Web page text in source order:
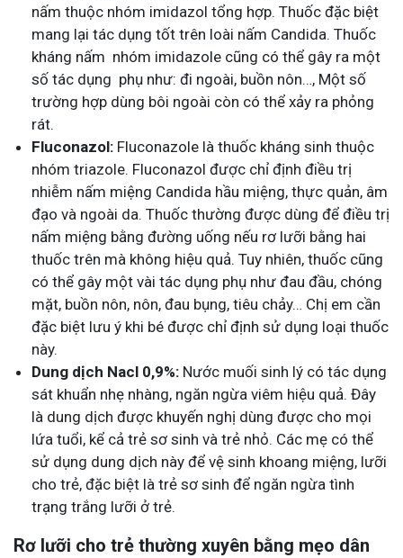
nấm thuộc nhóm imidazol tổng hợp. Thuốc đặc biệt
mang lại tác dụng tốt trên loài nấm Candida. Thuốc
kháng nấm nhóm imidazole cũng có thể gây ra một
số tác dụng phụ như: đi ngoài, buồn nôn…, Một số
trường hợp dùng bôi ngoài còn có thể xảy ra phỏng
rát.
Fluconazol: Fluconazole là thuốc kháng sinh thuộc
nhóm triazole. Fluconazol được chỉ định điều trị
nhiễm nấm miệng Candida hầu miệng, thực quản, âm
đạo và ngoài da. Thuốc thường được dùng để điều trị
nấm miệng bằng đường uống nếu rơ lưỡi bằng hai
thuốc trên mà không hiệu quả. Tuy nhiên, thuốc cũng
có thể gây một vài tác dụng phụ như đau đầu, chóng
mặt, buồn nôn, nôn, đau bụng, tiêu chảy… Chị em cần
đặc biệt lưu ý khi bé được chỉ định sử dụng loại thuốc
này.
Dung dịch Nacl 0,9%: Nước muối sinh lý có tác dụng
sát khuẩn nhẹ nhàng, ngăn ngừa viêm hiệu quả. Đây
là dung dịch được khuyến nghị dùng được cho mọi
lứa tuổi, kể cả trẻ sơ sinh và trẻ nhỏ. Các mẹ có thể
sử dụng dung dịch này để vệ sinh khoang miệng, lưỡi
cho trẻ, đặc biệt là trẻ sơ sinh để ngăn ngừa tình
trạng trắng lưỡi ở trẻ.
Rơ lưỡi cho trẻ thường xuyên bằng mẹo dân